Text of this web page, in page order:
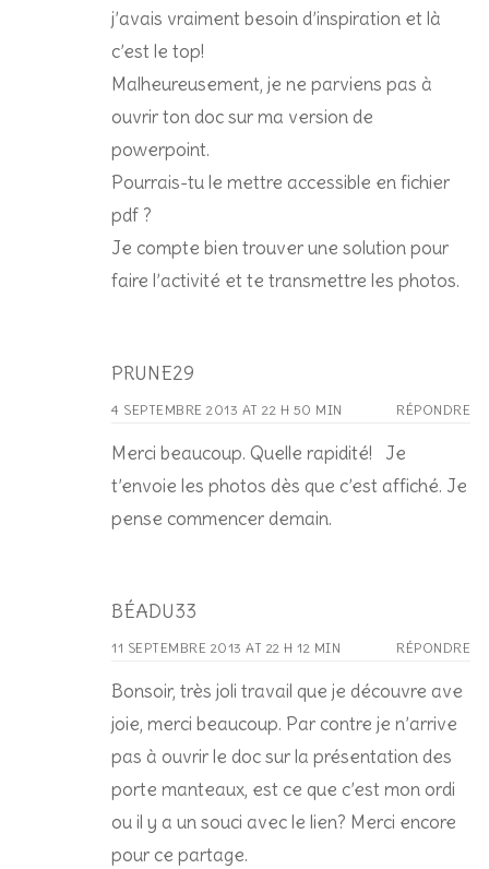
j’avais vraiment besoin d’inspiration et là
c’est le top!
Malheureusement, je ne parviens pas à
ouvrir ton doc sur ma version de
powerpoint.
Pourrais-tu le mettre accessible en fichier
pdf ?
Je compte bien trouver une solution pour
faire l’activité et te transmettre les photos.
PRUNE29
4 SEPTEMBRE 2013 AT 22 H 50 MIN RÉPONDRE
Merci beaucoup. Quelle rapidité! Je
t’envoie les photos dès que c’est affiché. Je
pense commencer demain.
BÉADU33
11 SEPTEMBRE 2013 AT 22 H 12 MIN RÉPONDRE
Bonsoir, très joli travail que je découvre ave
joie, merci beaucoup. Par contre je n’arrive
pas à ouvrir le doc sur la présentation des
porte manteaux, est ce que c’est mon ordi
ou il y a un souci avec le lien? Merci encore
pour ce partage.